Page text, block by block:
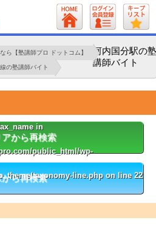
ら【塾講師プロ ドットコム】
の塾講師バイト
河内国分駅の塾
講師バイト
in
public_html/wp-
taxonomy-line.phpon line 22
アから再検索
から再検索